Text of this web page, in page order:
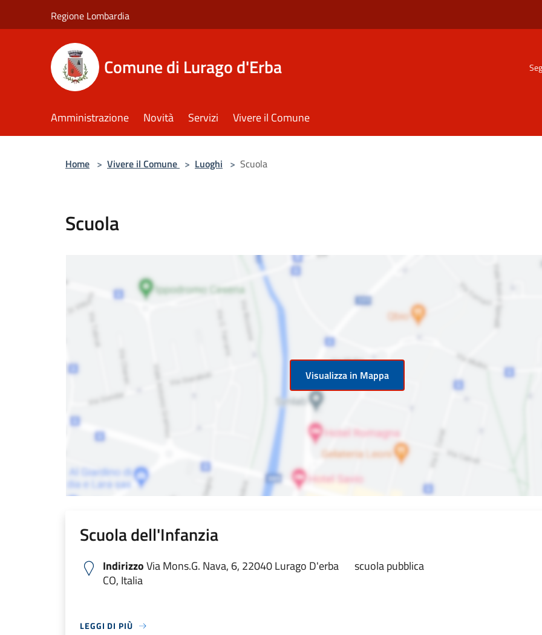
Regione Lombardia
Comune di Lurago d'Erba
Amministrazione Novità Servizi Vivere il Comune
Home > Vivere il Comune > Luoghi > Scuola
Scuola
Visualizza in Mappa
Scuola dell'Infanzia
IndirizzoVia Mons.G. Nava, 6, 22040 Lurago D'erba
CO, Italia
scuola pubblica
LEGGI DI PIÙ